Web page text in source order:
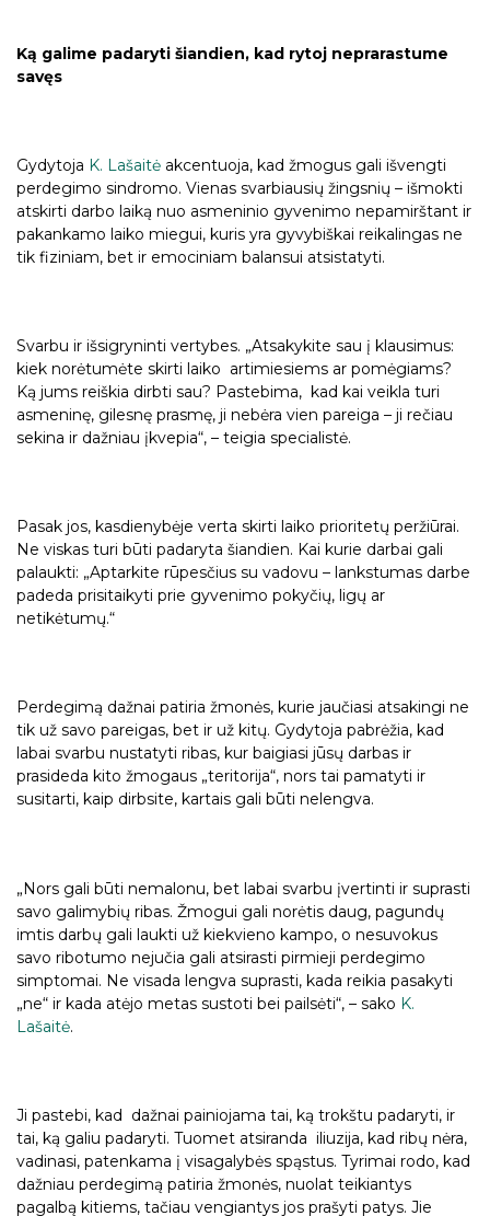
Ką galime padaryti šiandien, kad rytoj neprarastume
savęs
Gydytoja K. Lašaitė akcentuoja, kad žmogus gali išvengti
perdegimo sindromo. Vienas svarbiausių žingsnių – išmokti
atskirti darbo laiką nuo asmeninio gyvenimo nepamirštant ir
pakankamo laiko miegui, kuris yra gyvybiškai reikalingas ne
tik fiziniam, bet ir emociniam balansui atsistatyti.
Svarbu ir išsigryninti vertybes. „Atsakykite sau į klausimus:
kiek norėtumėte skirti laiko artimiesiems ar pomėgiams?
Ką jums reiškia dirbti sau? Pastebima, kad kai veikla turi
asmeninę, gilesnę prasmę, ji nebėra vien pareiga – ji rečiau
sekina ir dažniau įkvepia“, – teigia specialistė.
Pasak jos, kasdienybėje verta skirti laiko prioritetų peržiūrai.
Ne viskas turi būti padaryta šiandien. Kai kurie darbai gali
palaukti: „Aptarkite rūpesčius su vadovu – lankstumas darbe
padeda prisitaikyti prie gyvenimo pokyčių, ligų ar
netikėtumų.“
Perdegimą dažnai patiria žmonės, kurie jaučiasi atsakingi ne
tik už savo pareigas, bet ir už kitų. Gydytoja pabrėžia, kad
labai svarbu nustatyti ribas, kur baigiasi jūsų darbas ir
prasideda kito žmogaus „teritorija“, nors tai pamatyti ir
susitarti, kaip dirbsite, kartais gali būti nelengva.
„Nors gali būti nemalonu, bet labai svarbu įvertinti ir suprasti
savo galimybių ribas. Žmogui gali norėtis daug, pagundų
imtis darbų gali laukti už kiekvieno kampo, o nesuvokus
savo ribotumo nejučia gali atsirasti pirmieji perdegimo
simptomai. Ne visada lengva suprasti, kada reikia pasakyti
„ne“ ir kada atėjo metas sustoti bei pailsėti“, – sako K.
Lašaitė.
Ji pastebi, kad dažnai painiojama tai, ką trokštu padaryti, ir
tai, ką galiu padaryti. Tuomet atsiranda iliuzija, kad ribų nėra,
vadinasi, patenkama į visagalybės spąstus. Tyrimai rodo, kad
dažniau perdegimą patiria žmonės, nuolat teikiantys
pagalbą kitiems, tačiau vengiantys jos prašyti patys. Jie